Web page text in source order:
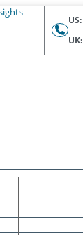
US:
UK: